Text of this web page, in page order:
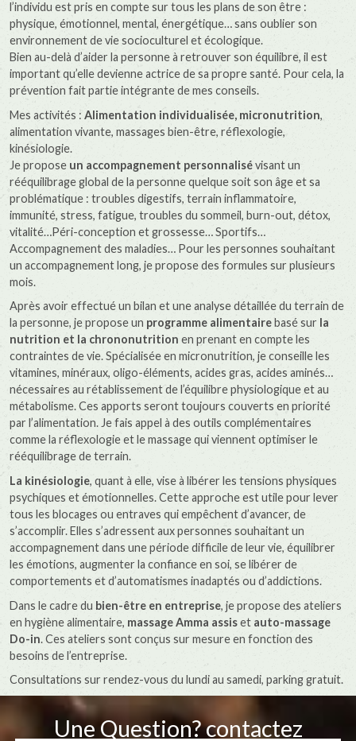
l’individu est pris en compte sur tous les plans de son être :
physique, émotionnel, mental, énergétique… sans oublier son
environnement de vie socioculturel et écologique.
Bien au-delà d’aider la personne à retrouver son équilibre, il est
important qu’elle devienne actrice de sa propre santé. Pour cela, la
prévention fait partie intégrante de mes conseils.
Mes activités : Alimentation individualisée, micronutrition,
alimentation vivante, massages bien-être, réflexologie,
kinésiologie.
Je propose un accompagnement personnalisévisant un
rééquilibrage global de la personne quelque soit son âge et sa
problématique : troubles digestifs, terrain inflammatoire,
immunité, stress, fatigue, troubles du sommeil, burn-out, détox,
vitalité…Péri-conception et grossesse… Sportifs…
Accompagnement des maladies… Pour les personnes souhaitant
un accompagnement long, je propose des formules sur plusieurs
mois.
Après avoir effectué un bilan et une analyse détaillée du terrain de
la personne, je propose un programme alimentairebasé sur la
nutrition et la chrononutrition en prenant en compte les
contraintes de vie. Spécialisée en micronutrition, je conseille les
vitamines, minéraux, oligo-éléments, acides gras, acides aminés…
nécessaires au rétablissement de l’équilibre physiologique et au
métabolisme. Ces apports seront toujours couverts en priorité
par l’alimentation. Je fais appel à des outils complémentaires
comme la réflexologie et le massage qui viennent optimiser le
rééquilibrage de terrain.
La kinésiologie, quant à elle, vise à libérer les tensions physiques
psychiques et émotionnelles. Cette approche est utile pour lever
tous les blocages ou entraves qui empêchent d’avancer, de
s’accomplir. Elles s’adressent aux personnes souhaitant un
accompagnement dans une période difficile de leur vie, équilibrer
les émotions, augmenter la confiance en soi, se libérer de
comportements et d’automatismes inadaptés ou d’addictions.
Dans le cadre du bien-être en entreprise, je propose des ateliers
en hygiène alimentaire, massage Amma assiset auto-massage
Do-in. Ces ateliers sont conçus sur mesure en fonction des
besoins de l’entreprise.
Consultations sur rendez-vous du lundi au samedi, parking gratuit.
Une Question? contactez